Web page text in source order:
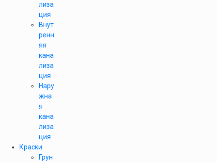
лиза
ция
Внут
ренн
яя
кана
лиза
ция
Нару
жна
я
кана
лиза
ция
Краски
Грун